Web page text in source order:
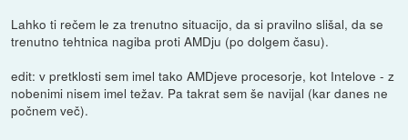
Lahko ti rečem le za trenutno situacijo, da si pravilno slišal, da se
trenutno tehtnica nagiba proti AMDju (po dolgem času).
edit: v pretklosti sem imel tako AMDjeve procesorje, kot Intelove - z
nobenimi nisem imel težav. Pa takrat sem še navijal (kar danes ne
počnem več).